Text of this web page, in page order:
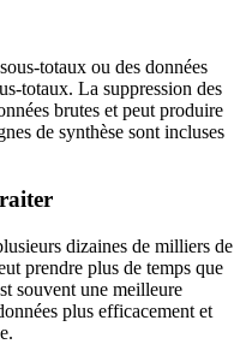
totaux ou des données
totaux. La suppression des
brutes et peut produire
de synthèse sont incluses
dizaines de milliers de
prendre plus de temps que
souvent une meilleure
plus efficacement et